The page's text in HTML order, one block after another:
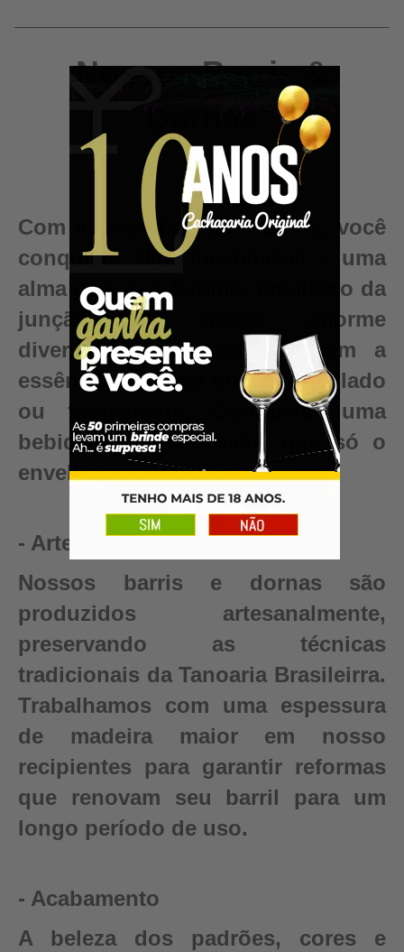
Nossos Barris &
Dornas
Com nossas Dornas e Barris, você
conquista algo inestimável – uma
alma para sua bebida, resultado da
junção da nossa enorme
diversidade de madeiras com a
essência e pureza do seu destilado
ou fermentado. Conquiste uma
bebida autêntica, valor que só o
envelhecimento pode criar.
- Artesanal
Nossos barris e dornas são
produzidos artesanalmente,
preservando as técnicas
tradicionais da Tanoaria Brasileirra.
Trabalhamos com uma espessura
de madeira maior em nosso
recipientes para garantir reformas
que renovam seu barril para um
longo período de uso.
- Acabamento
A beleza dos padrões, cores e